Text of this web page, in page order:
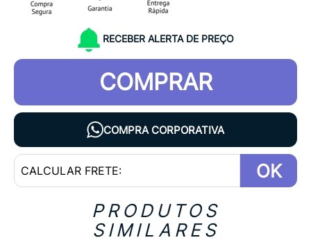
RECEBER ALERTA DE PREÇO
COMPRAR
COMPRA CORPORATIVA
OK
PRODUTOS
SIMILARES